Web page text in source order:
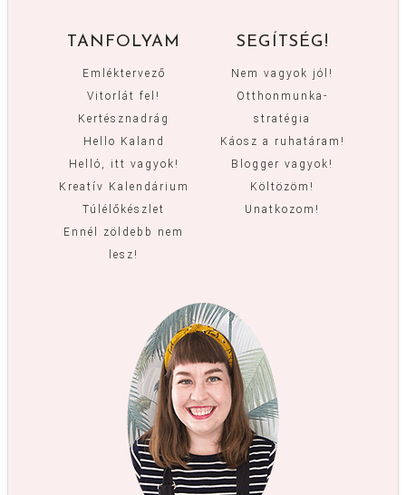
TANFOLYAM
Emléktervező
Vitorlát fel!
Kertésznadrág
Hello Kaland
Helló, itt vagyok!
Kreatív Kalendárium
Túlélőkészlet
Ennél zöldebb nem
lesz!
SEGÍTSÉG!
Nem vagyok jól!
Otthonmunka-
stratégia
Káosz a ruhatáram!
Blogger vagyok!
Költözöm!
Unatkozom!